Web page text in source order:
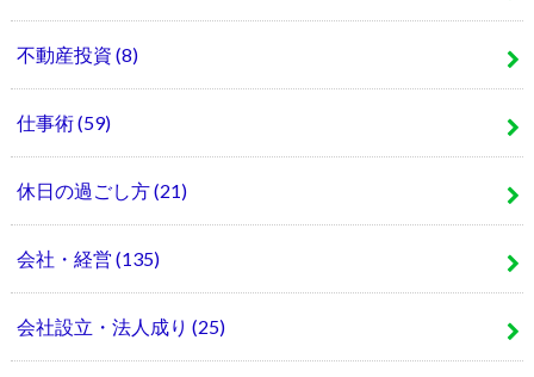
不動産投資 (8)
仕事術(59)
休日の過ごし方(21)
会社・経営 (135)
会社設立・法人成り (25)